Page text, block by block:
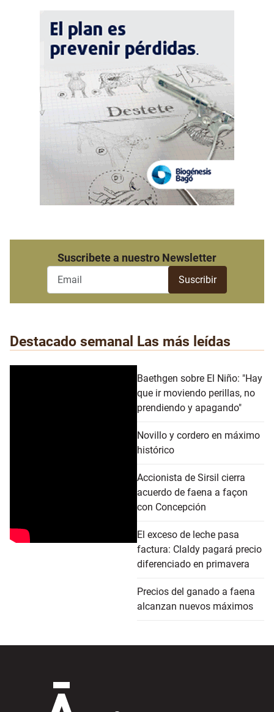
Suscribete a nuestro Newsletter
Destacado semanal Las más leídas
Baethgen sobre El Niño: "Hay
que ir moviendo perillas, no
prendiendo y apagando"
Novillo y cordero en máximo
histórico
Accionista de Sirsil cierra
acuerdo de faena a façon
con Concepción
El exceso de leche pasa
factura: Claldy pagará precio
diferenciado en primavera
Precios del ganado a faena
alcanzan nuevos máximos